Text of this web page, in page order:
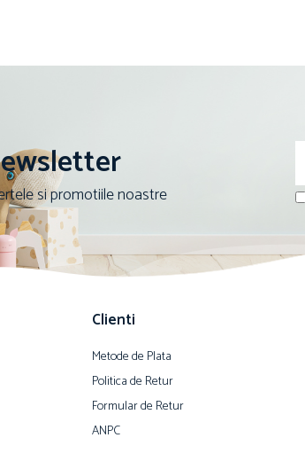
si promotiile noastre
Clienti
Metode de Plata
Politica de Retur
Formular de Retur
ANPC